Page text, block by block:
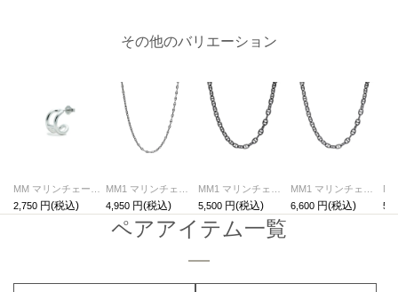
その他のバリエーション
2,750
4,950
5,500
6,600
ペアアイテム一覧